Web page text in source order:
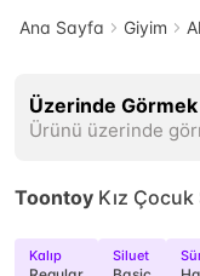
Ana Sayfa Giyim
Üzerinde Görmek
Ürünü üzerinde
Toontoy Kız Çocuk
Kalıp Siluet